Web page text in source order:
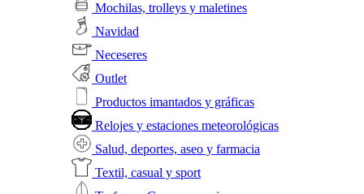
Mochilas, trolleys y maletines
Navidad
Neceseres
Outlet
Productos imantados y gráficas
Relojes y estaciones meteorológicas
Salud, deportes, aseo y farmacia
Textil, casual y sport